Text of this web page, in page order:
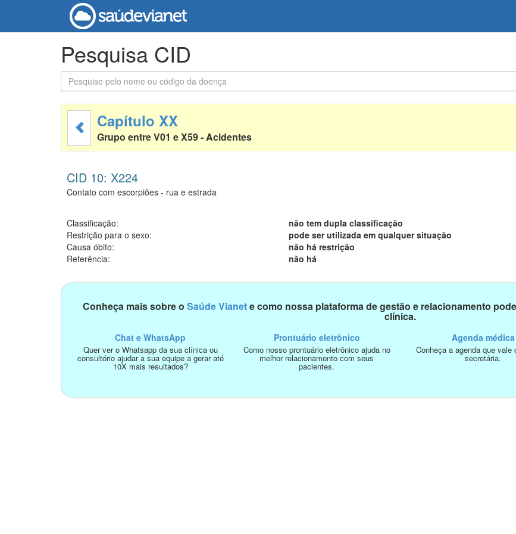
Pesquisa CID
Capítulo XX
Grupo entre V01 e X59 - Acidentes
CID 10: X224
Contato com escorpiões - rua e estrada
Classificação:
não tem dupla classificação
Restrição para o sexo:
pode ser utilizada em qualquer situação
Causa óbito:
não há restrição
Referência:
não há
Conheça mais sobre o Saúde Vianete como nossa plataforma de gestão e relacionamento
clínica.
Chat e WhatsApp
Quer ver o Whatsapp da sua clínica ou
consultório ajudar a sua equipe a gerar até
10X mais resultados?
Prontuário eletrônico
Como nosso prontuário eletrônico ajuda no
melhor relacionamento com seus
pacientes.
Agenda médica
Conheça a agenda que vale
secretária.